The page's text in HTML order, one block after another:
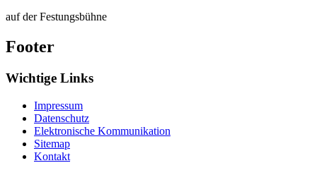
auf der Festungsbühne
Footer
Wichtige Links
Impressum
Datenschutz
Elektronische Kommunikation
Sitemap
Kontakt